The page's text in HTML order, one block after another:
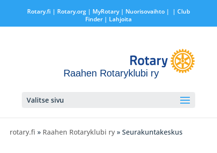
Rotary.fi | Rotary.org| MyRotary | Nuorisovaihto|
| Club
Finder| Lahjoita
Raahen Rotaryklubi ry
Valitse sivu
rotary.fi » Raahen Rotaryklubi ry » Seurakuntakeskus